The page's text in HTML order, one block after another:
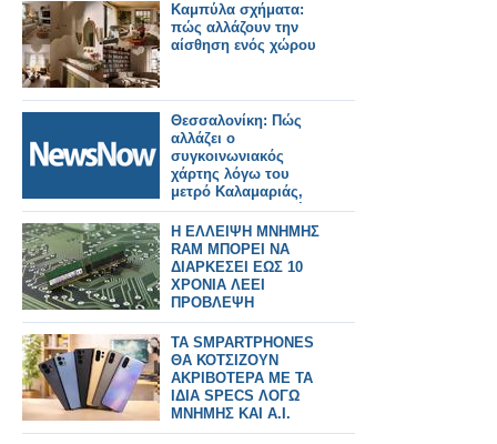
Καμπύλα σχήματα:
πώς αλλάζουν την
αίσθηση ενός χώρου
Θεσσαλονίκη: Πώς
αλλάζει ο
συγκοινωνιακός
χάρτης λόγω του
μετρό Καλαμαριάς,
ποιες λεωφορειακές
γραμμές
καταργούνται, ποιες
νέες θα
λειτουργήσουν, ποιες
αλλάζουν.
Η ΕΛΛΕΙΨΗ ΜΝΗΜΗΣ
RAM ΜΠΟΡΕΙ ΝΑ
ΔΙΑΡΚΕΣΕΙ ΕΩΣ 10
ΧΡΟΝΙΑ ΛΕΕΙ
ΠΡΟΒΛΕΨΗ
TA SMPARTPHONES
ΘΑ ΚΟΤΣΙΖΟΥΝ
ΑΚΡΙΒΟΤΕΡΑ ΜΕ ΤΑ
ΙΔΙΑ SPECS ΛΟΓΩ
ΜΝΗΜΗΣ ΚΑΙ Α.Ι.